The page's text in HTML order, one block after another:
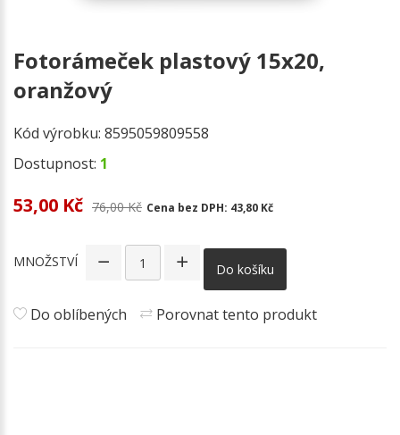
Fotorámeček plastový 15x20,
oranžový
Kód výrobku: 8595059809558
Dostupnost: 1
53,00 Kč 76,00 Kč Cena bez DPH: 43,80 Kč
MNOŽSTVÍ Do košíku
Do oblíbených Porovnat tento produkt